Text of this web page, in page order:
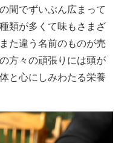
間でずいぶん広まって
類が多くて味もさまざ
た違う名前のものが売
方々の頑張りには頭が
と心にしみわたる栄養